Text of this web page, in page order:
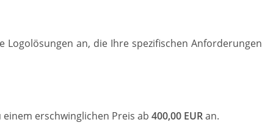
an, die Ihre spezifischen Anforderungen
erschwinglichen Preis ab 400,00 EURan.